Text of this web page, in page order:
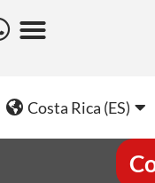
Costa Rica (ES)